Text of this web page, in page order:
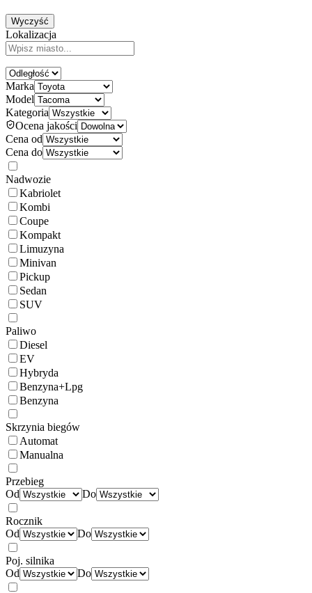
Wyczyść
Lokalizacja
Marka
Model
Kategoria
Ocena jakości
Cena od
Cena do
Nadwozie
Kabriolet
Kombi
Coupe
Kompakt
Limuzyna
Minivan
Pickup
Sedan
SUV
Paliwo
Diesel
EV
Hybryda
Benzyna+Lpg
Benzyna
Skrzynia biegów
Automat
Manualna
Przebieg
Od
Do
Rocznik
Od
Do
Poj. silnika
Od
Do